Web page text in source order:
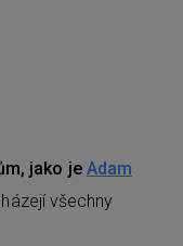
jako je Adam
všechny